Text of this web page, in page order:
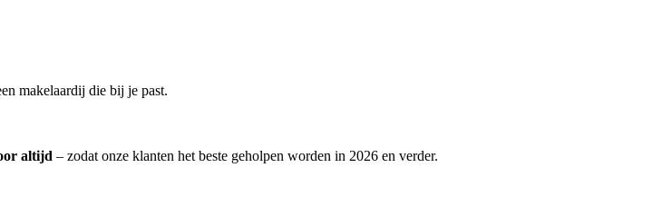
makelaardij die bij je past.
altijd – zodat onze klanten het beste geholpen worden in 2026 en verder.